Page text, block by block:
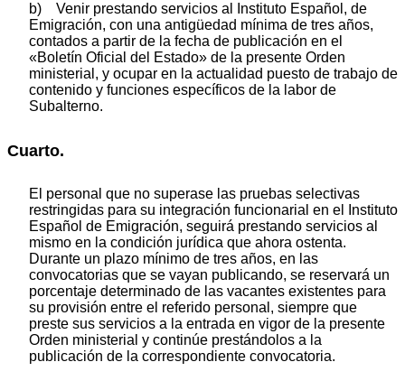
b) Venir prestando servicios al Instituto Español, de
Emigración, con una antigüedad mínima de tres años,
contados a partir de la fecha de publicación en el
«Boletín Oficial del Estado» de la presente Orden
ministerial, y ocupar en la actualidad puesto de trabajo de
contenido y funciones específicos de la labor de
Subalterno.
Cuarto.
El personal que no superase las pruebas selectivas
restringidas para su integración funcionarial en el Instituto
Español de Emigración, seguirá prestando servicios al
mismo en la condición jurídica que ahora ostenta.
Durante un plazo mínimo de tres años, en las
convocatorias que se vayan publicando, se reservará un
porcentaje determinado de las vacantes existentes para
su provisión entre el referido personal, siempre que
preste sus servicios a la entrada en vigor de la presente
Orden ministerial y continúe prestándolos a la
publicación de la correspondiente convocatoria.